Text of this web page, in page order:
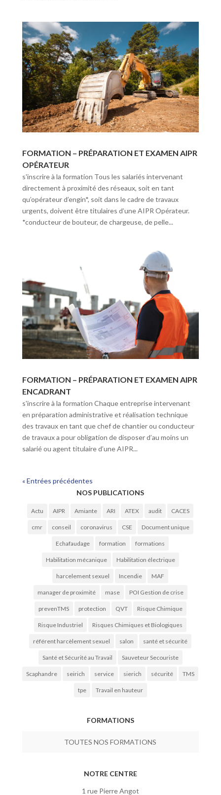
FORMATION – PRÉPARATION ET EXAMEN AIPR
OPÉRATEUR
s'inscrire à la formation Tous les salariés intervenant
directement à proximité des réseaux, soit en tant
qu’opérateur d’engin*, soit dans le cadre de travaux
urgents, doivent être titulaires d’une AIPR Opérateur.
*conducteur de bouteur, de chargeuse, de pelle...
FORMATION – PRÉPARATION ET EXAMEN AIPR
ENCADRANT
s'inscrire à la formation Chaque entreprise intervenant
en préparation administrative et réalisation technique
des travaux en tant que chef de chantier ou conducteur
de travaux a pour obligation de disposer d’au moins un
salarié ou agent titulaire d’une AIPR...
« Entrées précédentes
NOS PUBLICATIONS
Actu AIPR Amiante ARI ATEX audit CACES
cmr conseil coronavirus CSE Document unique
Echafaudage formation formations
Habilitation mécanique Habilitation électrique
harcelement sexuel Incendie MAF
manager de proximité mase POI Gestion de crise
prevenTMS protection QVT Risque Chimique
Risque Industriel Risques Chimiques et Biologiques
référent harcèlement sexuel salon santé et sécurité
Santé et Sécurité au Travail Sauveteur Secouriste
Scaphandre seirich service sierich sécurité TMS
tpe Travail en hauteur
FORMATIONS
TOUTES NOS FORMATIONS
NOTRE CENTRE
1 rue Pierre Angot